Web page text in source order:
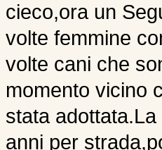
cieco,ora un
volte femmine
volte cani che
momento vicino
stata
anni per